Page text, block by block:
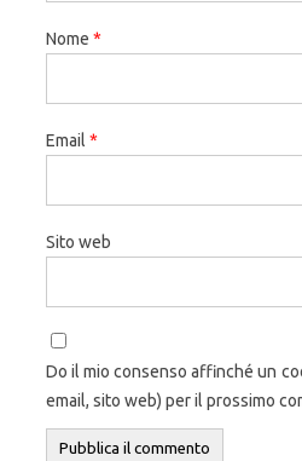
Nome *
Email *
Sito web
Do il mio consenso affinché un
email, sito web) per il prossimo